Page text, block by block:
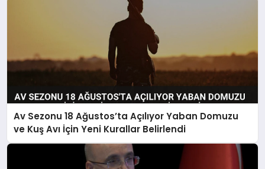
Av Sezonu 18 Ağustos’ta Açılıyor Yaban Domuzu
ve Kuş Avı İçin Yeni Kurallar Belirlendi